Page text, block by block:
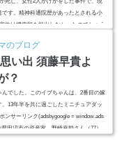
す。精神科通院歴があったとされる小
族は捜索願を提出しなかったのでしょう
|| ).push({});小島一朗,経歴
のブログ
い出 須藤早貴よ
？
でした。このイブちゃんは、2番目の嫁
13年半を共に過ごしたミニチュアダッ
ンサーリンク(adsbygoogle = window.ads
田辺市の資産家、野崎幸助さん（77）
が特定されました。死因は、急性覚せ